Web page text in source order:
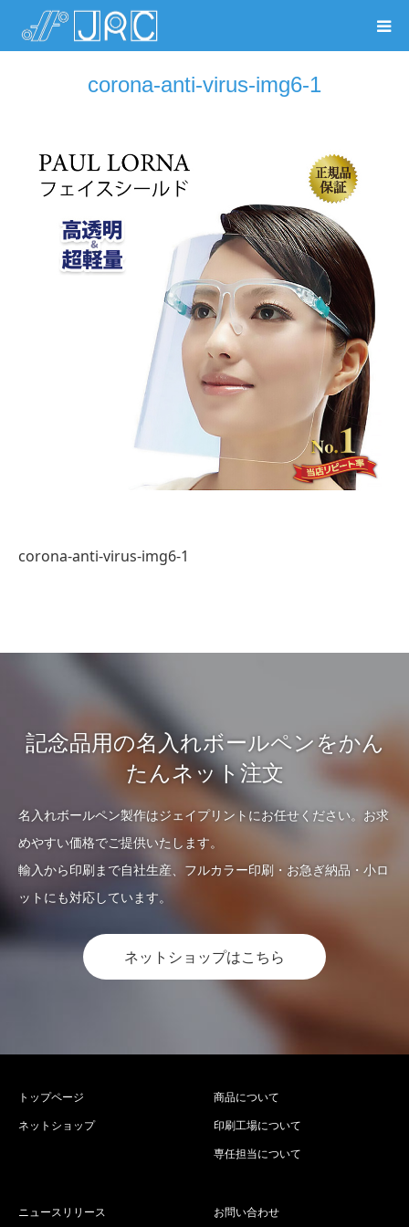
corona-anti-virus-img6-1
corona-anti-virus-img6-1
記念品用の名入れボールペンをかん
たんネット注文
名入れボールペン製作はジェイプリントにお任せください。お求
めやすい価格でご提供いたします。
輸入から印刷まで自社生産、フルカラー印刷・お急ぎ納品・小ロ
ットにも対応しています。
ネットショップはこちら
トップページ
ネットショップ
商品について
印刷工場について
専任担当について
ニュースリリース お問い合わせ